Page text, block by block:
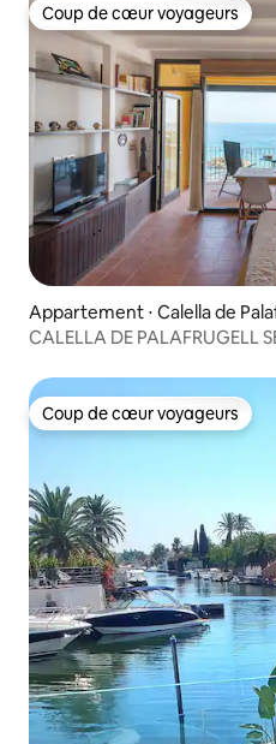
Coup de cœur voyageurs
Coup de cœur voyageurs
Appartement ⋅ Calella de
CALELLA DE PALAFRUGELL
Coup de cœur voyageurs
Coup de cœur voyageurs